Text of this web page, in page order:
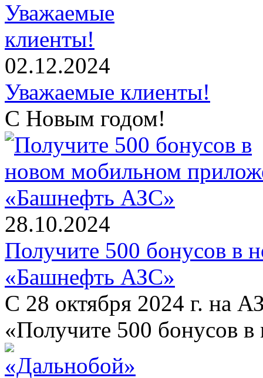
02.12.2024
Уважаемые клиенты!
С Новым годом!
28.10.2024
Получите 500 бонусов в
«Башнефть АЗС»
С 28 октября 2024 г. на
«Получите 500 бонусов